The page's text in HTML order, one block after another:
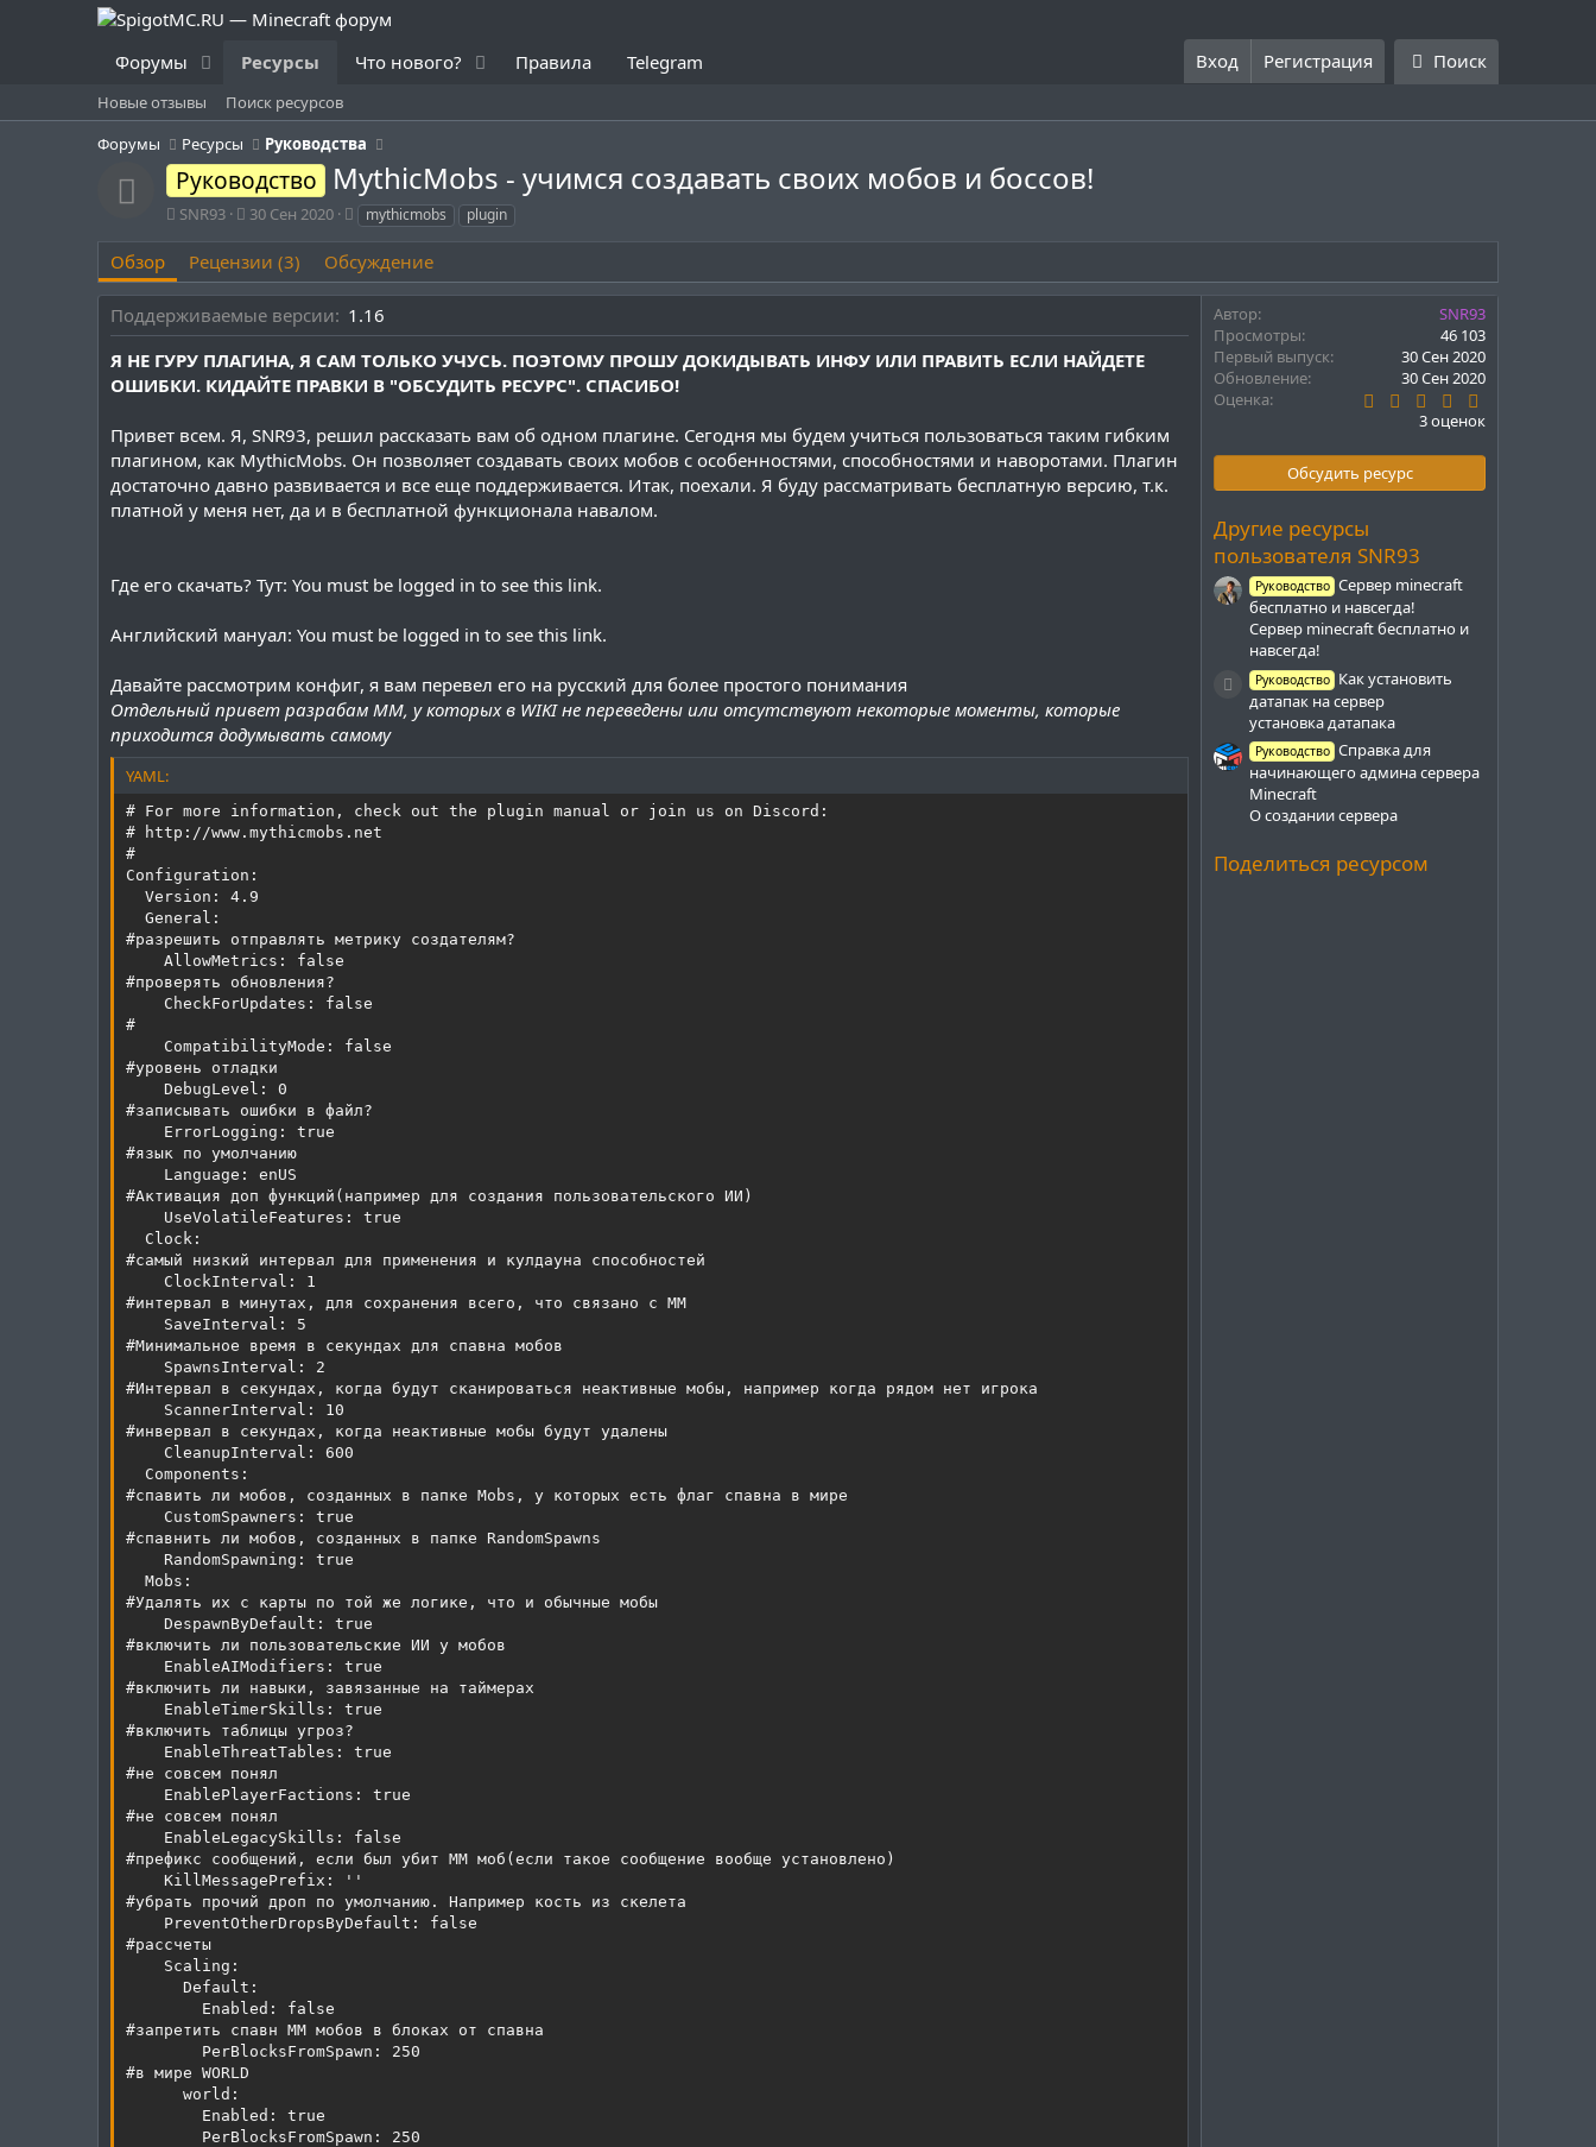
Форумы Ресурсы Что нового? Правила Telegram Вход Регистрация Поиск
Новые отзывы
Поиск ресурсов
Форумы
Ресурсы Руководства
Иконка ресурса
Руководство MythicMobs - учимся создавать своих мобов и боссов!
А
о
р
SNR93
Д
т
а
с
о
з
д
а
и
я
30 Сен 2020
Т
г
и
mythicmobs plugin
Обзор Рецензии (3) Обсуждение
Поддерживаемые версии
1.16
Я НЕ ГУРУ ПЛАГИНА, Я САМ ТОЛЬКО УЧУСЬ. ПОЭТОМУ ПРОШУ ДОКИДЫВАТЬ ИНФУ ИЛИ ПРАВИТЬ ЕСЛИ НАЙДЕТЕ
ОШИБКИ. КИДАЙТЕ ПРАВКИ В "ОБСУДИТЬ РЕСУРС". СПАСИБО!
Привет всем. Я, SNR93, решил рассказать вам об одном плагине. Сегодня мы будем учиться пользоваться таким гибким
плагином, как MythicMobs. Он позволяет создавать своих мобов с особенностями, способностями и наворотами. Плагин
достаточно давно развивается и все еще поддерживается. Итак, поехали. Я буду рассматривать бесплатную версию, т.к.
платной у меня нет, да и в бесплатной функционала навалом.
Где его скачать? Тут: You must be logged in to see this link.
Английский мануал: You must be logged in to see this link.
Давайте рассмотрим конфиг, я вам перевел его на русский для более простого понимания
Отдельный привет разрабам MM, у которых в WIKI не переведены или отсутствуют некоторые моменты, которые
приходится додумывать самому
YAML:
# For more information, check out the plugin manual or join us on Discord:
# http://www.mythicmobs.net
#
Configuration:
  Version: 4.9
  General:
#разрешить отправлять метрику создателям?
    AllowMetrics: false
#проверять обновления?
    CheckForUpdates: false
#
    CompatibilityMode: false
#уровень отладки
    DebugLevel: 0
#записывать ошибки в файл?
    ErrorLogging: true
#язык по умолчанию
    Language: enUS
#Активация доп функций(например для создания пользовательского ИИ)
    UseVolatileFeatures: true
  Clock:
#самый низкий интервал для применения и кулдауна способностей
    ClockInterval: 1
#интервал в минутах, для сохранения всего, что связано с MM
    SaveInterval: 5
#Минимальное время в секундах для спавна мобов
    SpawnsInterval: 2
#Интервал в секундах, когда будут сканироваться неактивные мобы, например когда рядом нет игрока
    ScannerInterval: 10
#инвервал в секундах, когда неактивные мобы будут удалены
    CleanupInterval: 600
  Components:
#спавить ли мобов, созданных в папке Mobs, у которых есть флаг спавна в мире
    CustomSpawners: true
#спавнить ли мобов, созданных в папке RandomSpawns
    RandomSpawning: true
  Mobs:
#Удалять их с карты по той же логике, что и обычные мобы
    DespawnByDefault: true
#включить ли пользовательские ИИ у мобов
    EnableAIModifiers: true
#включить ли навыки, завязанные на таймерах
    EnableTimerSkills: true
#включить таблицы угроз?
    EnableThreatTables: true
#не совсем понял
    EnablePlayerFactions: true
#не совсем понял
    EnableLegacySkills: false
#префикс сообщений, если был убит MM моб(если такое сообщение вообще установлено)
    KillMessagePrefix: ''
#убрать прочий дроп по умолчанию. Например кость из скелета
    PreventOtherDropsByDefault: false
#рассчеты
    Scaling:
      Default:
        Enabled: false
#запретить спавн MM мобов в блоках от спавна
        PerBlocksFromSpawn: 250
#в мире WORLD
      world:
        Enabled: true
        PerBlocksFromSpawn: 250
Автор
SNR93
Просмотры
46 103
Первый выпуск
30 Сен 2020
Обновление
30 Сен 2020
Оценка
0
0
в
3 оценок
Обсудить ресурс
Другие ресурсы
пользователя SNR93
Руководство Сервер minecraft
бесплатно и навсегда!
Сервер minecraft бесплатно и
навсегда!
Иконка ресурса
Руководство Как установить
датапак на сервер
установка датапака
Руководство Справка для
начинающего админа сервера
Minecraft
О создании сервера
Поделиться ресурсом